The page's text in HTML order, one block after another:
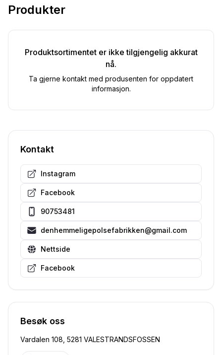
Produkter
Produktsortimentet er ikke tilgjengelig akkurat
nå.
Ta gjerne kontakt med produsenten for oppdatert
informasjon.
Kontakt
Instagram
Facebook
90753481
denhemmeligepolsefabrikken@gmail.com
Nettside
Facebook
Besøk oss
Vardalen 108, 5281 VALESTRANDSFOSSEN